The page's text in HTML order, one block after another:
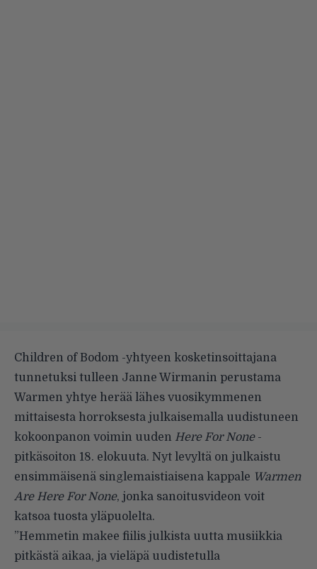
Children of Bodom -yhtyeen kosketinsoittajana
tunnetuksi tulleen Janne Wirmanin perustama
Warmen yhtye herää lähes vuosikymmenen
mittaisesta horroksesta julkaisemalla uudistuneen
kokoonpanon voimin uuden Here For None-
pitkäsoiton 18. elokuuta. Nyt levyltä on julkaistu
ensimmäisenä singlemaistiaisena kappale Warmen
Are Here For None, jonka sanoitusvideon voit
katsoa tuosta yläpuolelta.
”Hemmetin makee fiilis julkista uutta musiikkia
pitkästä aikaa, ja vieläpä uudistetulla